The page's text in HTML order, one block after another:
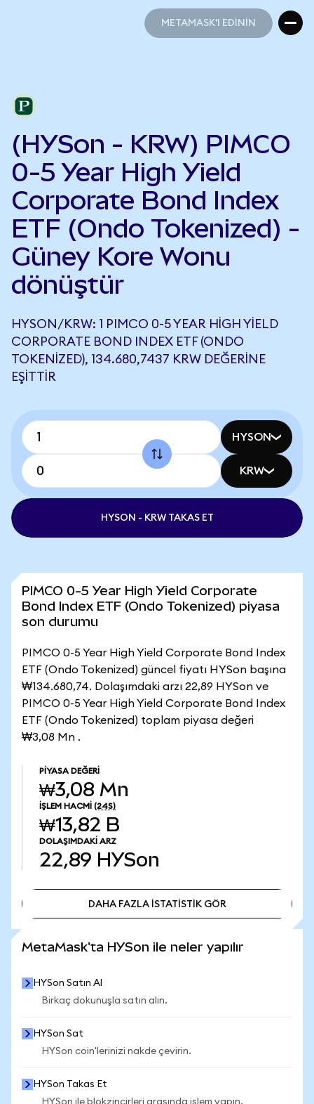
METAMASK'I EDİNİN
(HYSon - KRW) PIMCO
0-5 Year High Yield
Corporate Bond Index
ETF (Ondo Tokenized) -
Güney Kore Wonu
dönüştür
HYSON/KRW: 1 PIMCO 0-5 YEAR HIGH YIELD
CORPORATE BOND INDEX ETF (ONDO
TOKENIZED), 134.680,7437 KRW DEĞERINE
EŞITTIR
HYSON
KRW
HYSON - KRW TAKAS ET
PIMCO 0-5 Year High Yield Corporate
Bond Index ETF (Ondo Tokenized) piyasa
son durumu
PIMCO 0-5 Year High Yield Corporate Bond Index
ETF (Ondo Tokenized) güncel fiyatı HYSon başına
₩134.680,74. Dolaşımdaki arzı 22,89 HYSon ve
PIMCO 0-5 Year High Yield Corporate Bond Index
ETF (Ondo Tokenized) toplam piyasa değeri
₩3,08 Mn .
PIYASA DEĞERI
₩3,08 Mn
İŞLEM HACMI (24S)
₩13,82 B
DOLAŞIMDAKI ARZ
22,89 HYSon
DAHA FAZLA İSTATİSTİK GÖR
MetaMask'ta HYSon ile neler yapılır
HYSon Satın Al
Birkaç dokunuşla satın alın.
HYSon Sat
HYSon coin'lerinizi nakde çevirin.
HYSon Takas Et
HYSon ile blokzincirleri arasında işlem yapın.